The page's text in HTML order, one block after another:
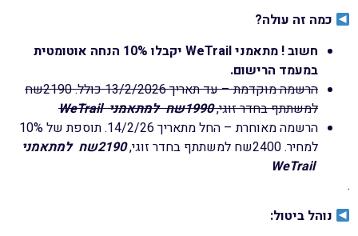
כמה זה עולה?
חשוב ! מתאמני WeTrail יקבלו 10% הנחה אוטומטית
במעמד הרישום.
הרשמה מוקדמת – עד תאריך 13/2/2026 כולל. 2190שח
למשתתף בחדר זוגי,
1990שחלמתאמניWeTrail
הרשמה מאוחרת – החל מתאריך 14/2/26. תוספת של 10%
למחיר. 2400שח למשתתף בחדר זוגי,
2190שח
למתאמני
WeTrail
.
נוהל ביטול: